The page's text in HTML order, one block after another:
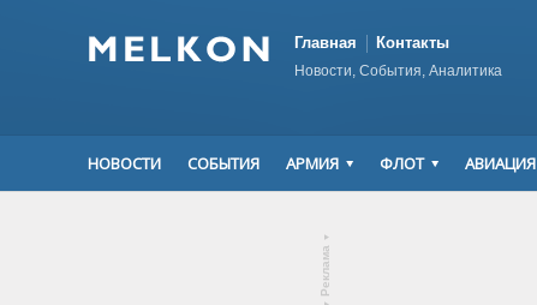
Главная Контакты
Новости, События, Аналитика
НОВОСТИ СОБЫТИЯ АРМИЯ ФЛОТ АВИАЦИЯ
▾
Реклама
▾